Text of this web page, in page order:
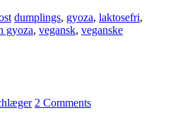
dumplings, gyoza, laktosefri,
gyoza, vegansk, veganske
2 Comments